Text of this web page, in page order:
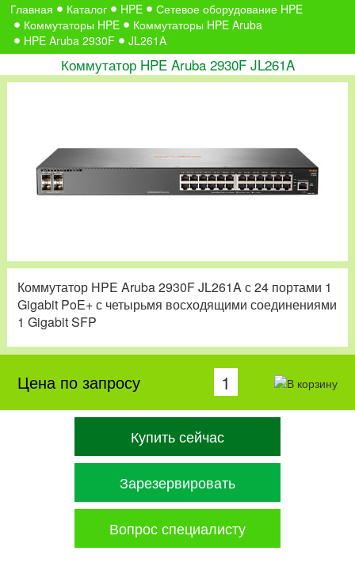
Главная Каталог HPE
Сетевое оборудование HPE
Коммутаторы HPE
Коммутаторы HPE Aruba
HPE Aruba 2930F
JL261A
Коммутатор HPE Aruba 2930F JL261A
Коммутатор HPE Aruba 2930F JL261A с 24 портами 1
Gigabit PoE+ с четырьмя восходящими соединениями
1 Gigabit SFP
Цена по запросу
Купить сейчас
Зарезервировать
Вопрос специалисту